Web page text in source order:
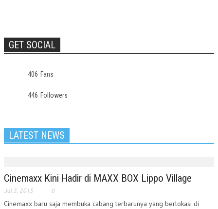
GET SOCIAL
406 Fans
446 Followers
LATEST NEWS
Cinemaxx Kini Hadir di MAXX BOX Lippo Village
Jul 3, 2015 0
Cinemaxx baru saja membuka cabang terbarunya yang berlokasi di